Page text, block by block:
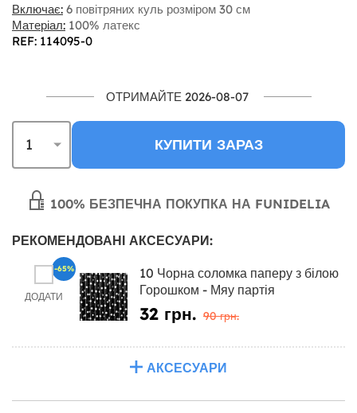
Включає: 6 повітряних куль розміром 30 см
Матеріал: 100% латекс
REF: 114095-0
ОТРИМАЙТЕ 2026-08-07
КУПИТИ ЗАРАЗ
100% БЕЗПЕЧНА ПОКУПКА НА FUNIDELIA
РЕКОМЕНДОВАНІ АКСЕСУАРИ:
ДОДАТИ
10 Чорна соломка паперу з білою
Горошком - Мяу партія
32 грн. 90 грн.
-65%
АКСЕСУАРИ